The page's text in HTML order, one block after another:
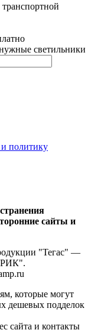
светильники
и политику
сайты и
"Тегас" —
которые могут
дешевых подделок
сайта и контакты